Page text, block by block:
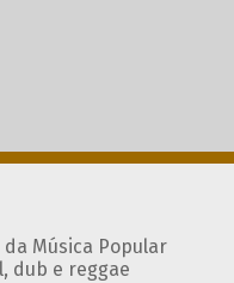
Música Popular
dub e reggae